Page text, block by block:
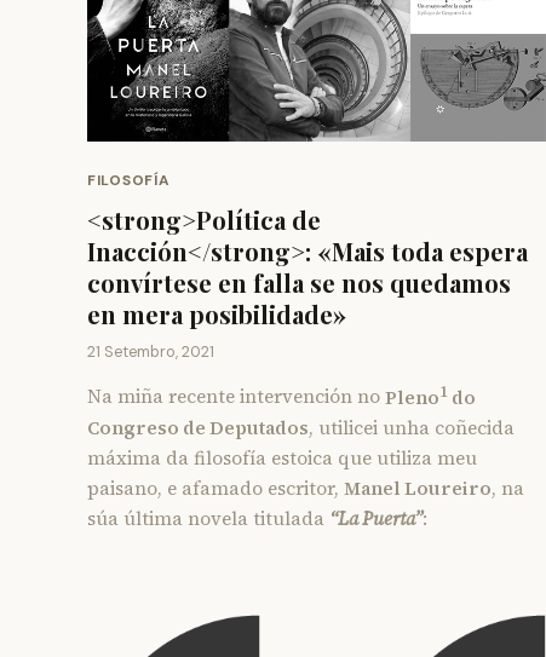
FILOSOFÍA
<strong>Política de
Inacción</strong>: «Mais toda espera
convírtese en falla se nos quedamos
en mera posibilidade»
21 Setembro, 2021
Na miña recente intervención noPleno1 do
Congreso de Deputados, utilicei unha coñecida
máxima da filosofía estoica que utiliza meu
paisano, e afamado escritor, Manel Loureiro, na
súa última novela titulada “La Puerta”: